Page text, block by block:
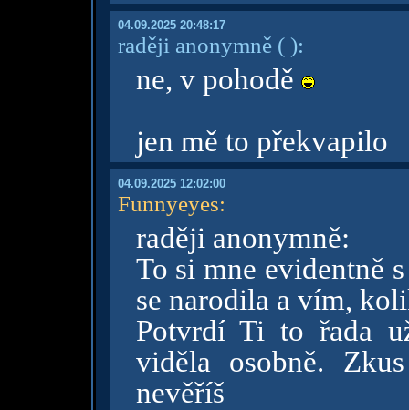
04.09.2025 20:48:17
raději anonymně( ):
ne, v pohodě
jen mě to překvapilo
04.09.2025 12:02:00
Funnyeyes:
raději anonymně:
To si mne evidentně
se narodila a vím,
Potvrdí Ti to řada
viděla osobně.
nevěříš